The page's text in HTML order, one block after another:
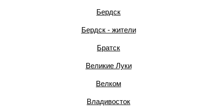
Бердск
Бердск - жители
Братск
Великие Луки
Велком
Владивосток